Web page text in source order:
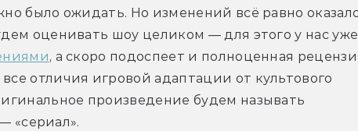
было ожидать. Но изменений всё равно
оценивать шоу целиком — для этого у нас уже
, а скоро подоспеет и полноценная
отличия игровой адаптации от культового
произведение будем называть
«сериал».